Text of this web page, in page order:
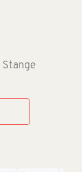
Stange